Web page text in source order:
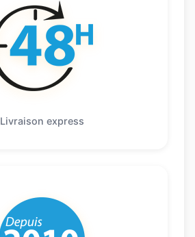
Livraison express